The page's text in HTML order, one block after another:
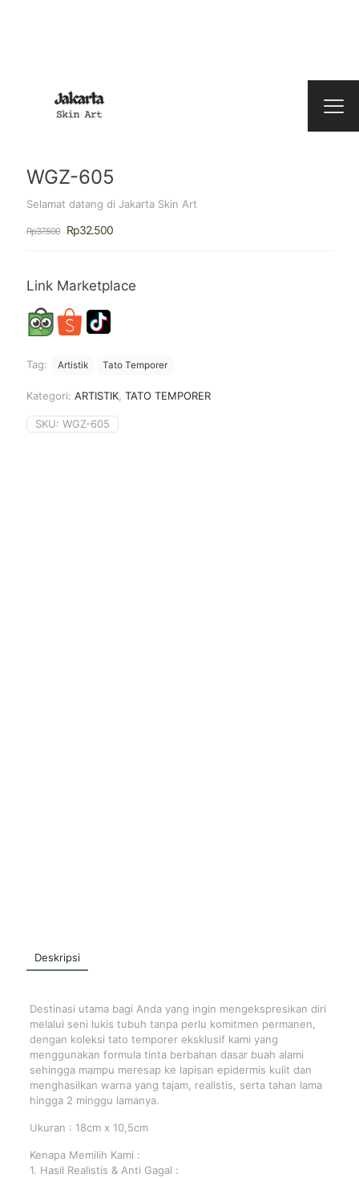
Deskripsi
Destinasi utama bagi Anda yang ingin mengekspresikan diri
melalui seni lukis tubuh tanpa perlu komitmen permanen,
dengan koleksi tato temporer eksklusif kami yang
menggunakan formula tinta berbahan dasar buah alami
sehingga mampu meresap ke lapisan epidermis kulit dan
menghasilkan warna yang tajam, realistis, serta tahan lama
hingga 2 minggu lamanya.
Ukuran : 18cm x 10,5cm
Kenapa Memilih Kami :
1. Hasil Realistis & Anti Gagal :
WGZ-605
Selamat datang di Jakarta Skin Art
Rp37.500
Harga
adalah:
Rp32.500Harga
ini
Rp32.500.
Link Marketplace
Tag: Artistik Tato Temporer
Kategori: ARTISTIK TATO TEMPORER
SKU: WGZ-605